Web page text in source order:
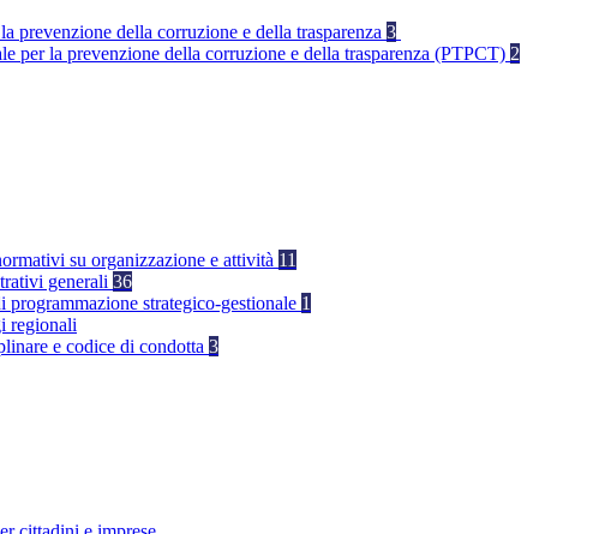
prevenzione della corruzione e della trasparenza 3
per la prevenzione della corruzione e della trasparenza (PTPCT) 2
su organizzazione e attività 11
generali 36
programmazione strategico-gestionale 1
regionali
e codice di condotta 3